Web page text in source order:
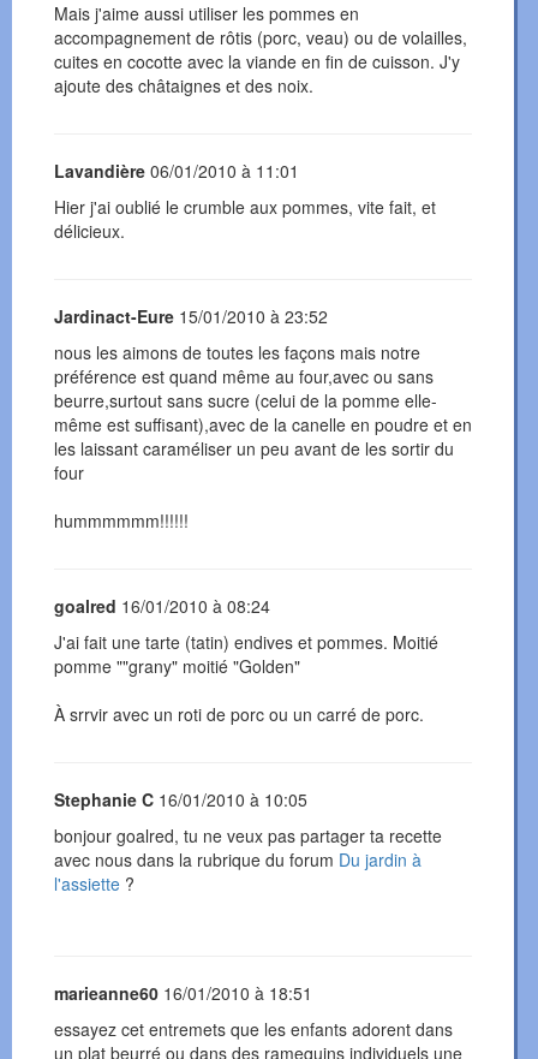
Mais j'aime aussi utiliser les pommes en
accompagnement de rôtis (porc, veau) ou de volailles,
cuites en cocotte avec la viande en fin de cuisson. J'y
ajoute des châtaignes et des noix.
Lavandière 06/01/2010 à 11:01
Hier j'ai oublié le crumble aux pommes, vite fait, et
délicieux.
Jardinact-Eure 15/01/2010 à 23:52
nous les aimons de toutes les façons mais notre
préférence est quand même au four,avec ou sans
beurre,surtout sans sucre (celui de la pomme elle-
même est suffisant),avec de la canelle en poudre et en
les laissant caraméliser un peu avant de les sortir du
four
hummmmmm!!!!!!
goalred 16/01/2010 à 08:24
J'ai fait une tarte (tatin) endives et pommes. Moitié
pomme ""grany" moitié "Golden"
À srrvir avec un roti de porc ou un carré de porc.
Stephanie C 16/01/2010 à 10:05
bonjour goalred, tu ne veux pas partager ta recette
avec nous dans la rubrique du forum Du jardin à
l'assiette ?
marieanne60 16/01/2010 à 18:51
essayez cet entremets que les enfants adorent dans
un plat beurré ou dans des ramequins individuels une